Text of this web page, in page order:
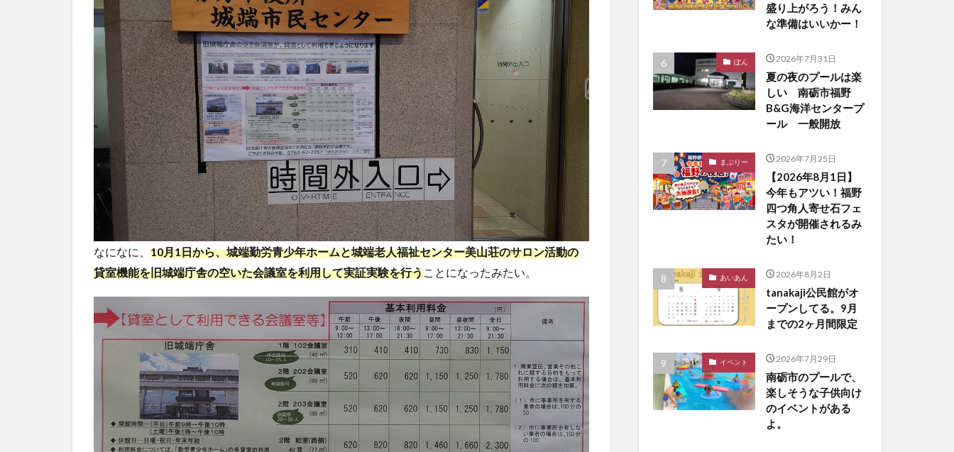
なになに、 10月1日から、城端勤労青少年ホームと城端老人福祉センター美山荘のサロン活動の
貸室機能を旧城端庁舎の空いた会議室を利用して実証実験を行う ことになったみたい。
盛り上がろう！みん
な準備はいいかー！
ぽん 2026年7月31日
夏の夜のプールは楽
しい 南砺市福野
B&G海洋センタープ
ール 一般開放
まぶりー 2026年7月25日
【2026年8月1日】
今年もアツい！福野
四つ角人寄せ石フェ
スタが開催されるみ
たい！
あいあん 2026年8月2日
tanakaji公民館がオ
ープンしてる。9月
までの2ヶ月間限定
イベント 2026年7月29日
南砺市のプールで、
楽しそうな子供向け
のイベントがある
よ。